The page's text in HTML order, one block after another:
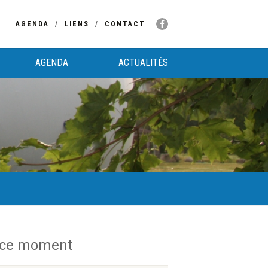
AGENDA LIENS CONTACT
AGENDA ACTUALITÉS
moment